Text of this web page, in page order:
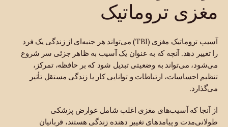
مغزی تروماتیک
آسیب تروماتیک مغزی (TBI) می‌تواند هر جنبه‌ای از زندگی یک فرد
را تغییر دهد. آنچه که به عنوان یک آسیب به ظاهر جزئی سر شروع
می‌شود، می‌تواند به وضعیتی تبدیل شود که بر حافظه، تمرکز،
تنظیم احساسات، ارتباطات و توانایی کار یا زندگی مستقل تأثیر
می‌گذارد.
از آنجا که آسیب‌های مغزی اغلب شامل عوارض پزشکی
طولانی‌مدت و پیامدهای تغییر دهنده زندگی هستند، قربانیان